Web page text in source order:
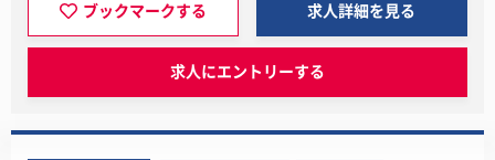
ブックマークする 求人詳細を見る
求人にエントリーする